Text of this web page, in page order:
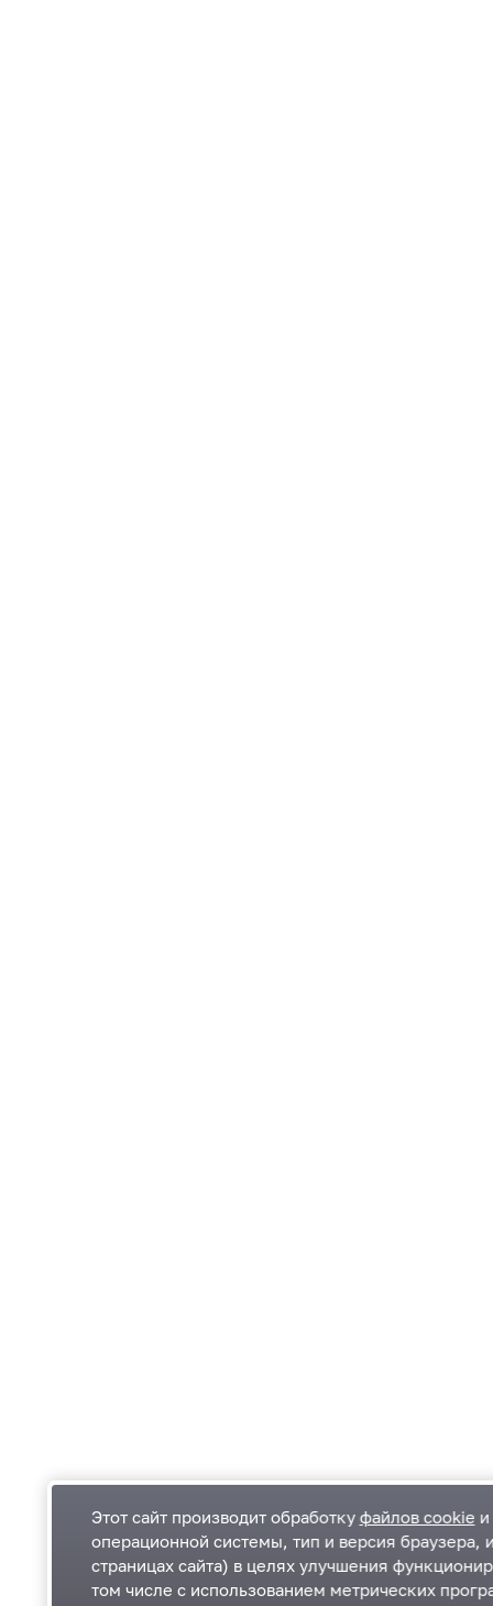
Одинцовский городской округ Московской
области
Этот сайт производит обработку файлов cookie
операционной системы, тип и версия браузера,
страницах сайта) в целях улучшения
том числе с использованием метрических